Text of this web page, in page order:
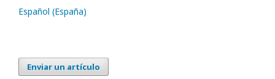
Español (España)
Enviar un artículo